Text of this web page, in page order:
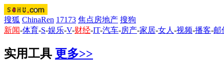
搜狐 ChinaRen 17173 焦点房地产 搜狗
新闻-体育-S-娱乐-V-财经-IT-汽车-房产-家居-女人 -视频-播客-邮
实用工具 更多>>